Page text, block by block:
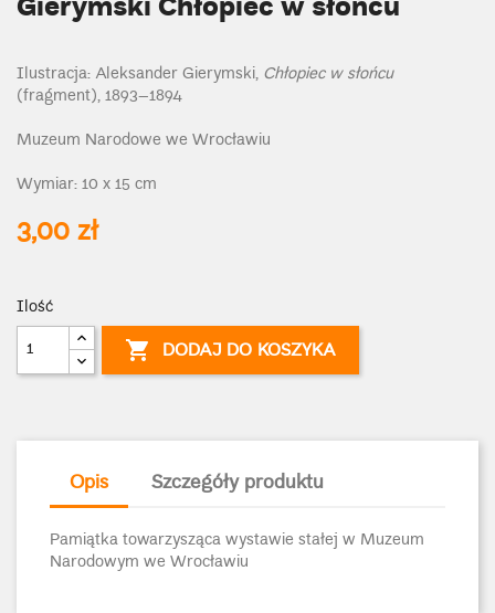
Ilustracja: Aleksander Gierymski, Chłopiec w słońcu
(fragment), 1893–1894
Muzeum Narodowe we Wrocławiu
Wymiar: 10 x 15 cm
3,00 zł
Ilość
 DODAJ DO KOSZYKA
Opis Szczegóły produktu
Pamiątka towarzysząca wystawie stałej w Muzeum
Narodowym we Wrocławiu